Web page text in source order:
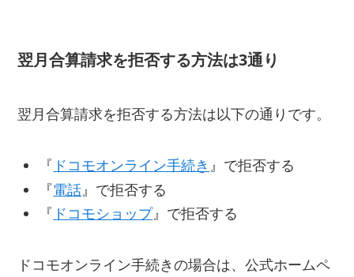
翌月合算請求を拒否する方法は3通り
翌月合算請求を拒否する方法は以下の通りです。
『 ドコモオンライン手続き 』で拒否する
『電話 』で拒否する
『 ドコモショップ』で拒否する
ドコモオンライン手続きの場合は、公式ホームペ